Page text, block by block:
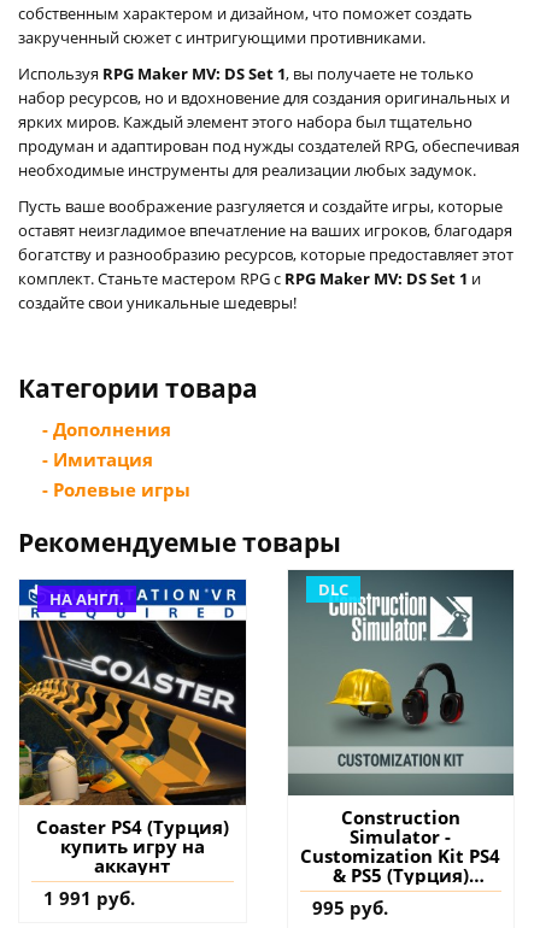
собственным характером и дизайном, что поможет создать
закрученный сюжет с интригующими противниками.
Используя RPG Maker MV: DS Set 1, вы получаете не только
набор ресурсов, но и вдохновение для создания оригинальных и
ярких миров. Каждый элемент этого набора был тщательно
продуман и адаптирован под нужды создателей RPG, обеспечивая
необходимые инструменты для реализации любых задумок.
Пусть ваше воображение разгуляется и создайте игры, которые
оставят неизгладимое впечатление на ваших игроков, благодаря
богатству и разнообразию ресурсов, которые предоставляет этот
комплект. Станьте мастером RPG с RPG Maker MV: DS Set 1 и
создайте свои уникальные шедевры!
Категории товара
- Дополнения
- Имитация
- Ролевые игры
Рекомендуемые товары
НА АНГЛ.
Coaster PS4 (Турция)
купить игру на
аккаунт
1 991 руб.
DLC
Construction
Simulator -
Customization Kit PS4
& PS5 (Турция)
купить дополнение
на аккаунт
995 руб.